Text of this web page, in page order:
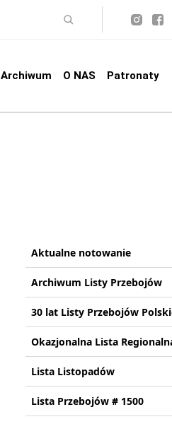
Archiwum O NAS Patronaty
Aktualne notowanie
Archiwum Listy Przebojów
30 lat Listy Przebojów
Okazjonalna Lista
Lista Listopadów
Lista Przebojów # 1500